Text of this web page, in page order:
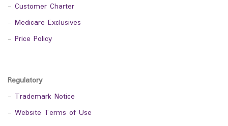
- Customer Charter
- Medicare Exclusives
- Price Policy
Regulatory
- Trademark Notice
- Website Terms of Use